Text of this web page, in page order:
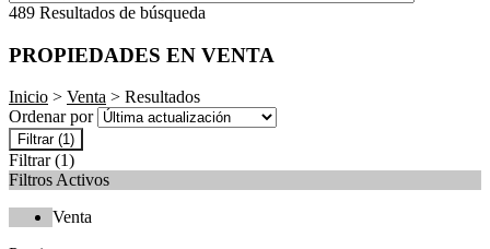
489 Resultados de búsqueda
PROPIEDADES EN VENTA
Inicio > Venta > Resultados
Ordenar por
Filtrar (1)
Filtrar (1)
Filtros Activos
Venta